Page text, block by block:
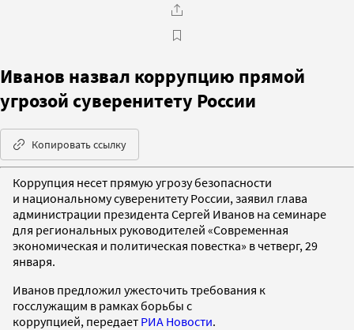
Иванов назвал коррупцию прямой
угрозой суверенитету России
Копировать ссылку
Коррупция несет прямую угрозу безопасности
и национальному суверенитету России, заявил глава
администрации президента Сергей Иванов на семинаре
для региональных руководителей «Современная
экономическая и политическая повестка» в четверг, 29
января.
Иванов предложил ужесточить требования к
госслужащим в рамках борьбы с
коррупцией, передает РИА Новости.